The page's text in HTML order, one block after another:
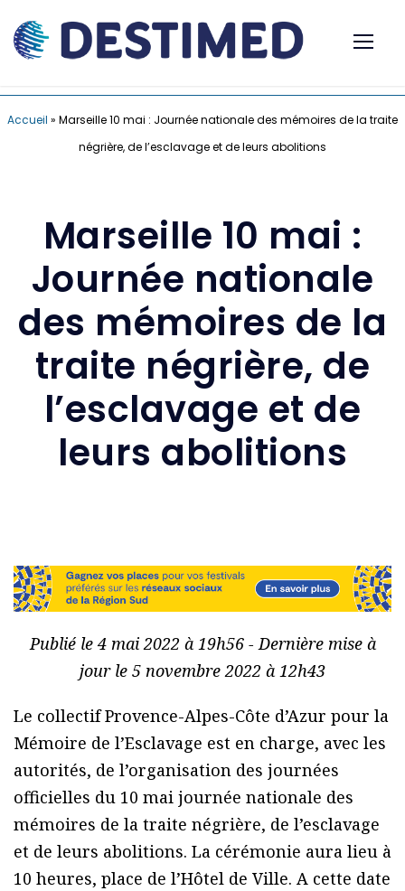
Accueil » Marseille 10 mai : Journée nationale des mémoires de la traite
négrière, de l’esclavage et de leurs abolitions
Marseille 10 mai :
Journée nationale
des mémoires de la
traite négrière, de
l’esclavage et de
leurs abolitions
Publié le 4 mai 2022 à 19h56 - Dernière mise à
jour le 5 novembre 2022 à 12h43
Le collectif Provence-Alpes-Côte d’Azur pour la
Mémoire de l’Esclavage est en charge, avec les
autorités, de l’organisation des journées
officielles du 10 mai journée nationale des
mémoires de la traite négrière, de l’esclavage
et de leurs abolitions. La cérémonie aura lieu à
10 heures, place de l’Hôtel de Ville. A cette date